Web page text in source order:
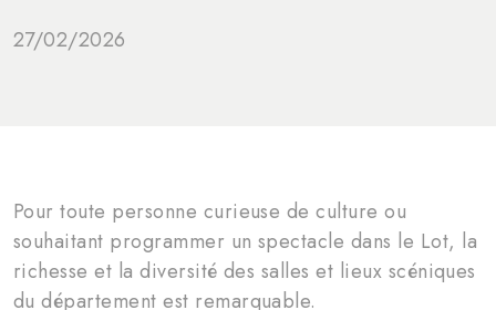
27/02/2026
Pour toute personne curieuse de culture ou
souhaitant programmer un spectacle dans le Lot, la
richesse et la diversité des salles et lieux scéniques
du département est remarquable.